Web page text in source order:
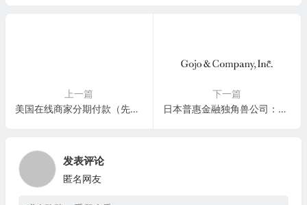
上一篇
美国在线商家分期付款（先买后付服务）金融科技平台：Sezzle Inc.(SEZL)
下一篇
日本普惠金融独角兽公司：Gojo & Company
发表评论
匿名网友